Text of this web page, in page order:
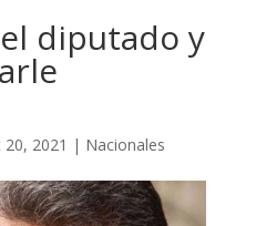
diputado y
20, 2021 | Nacionales